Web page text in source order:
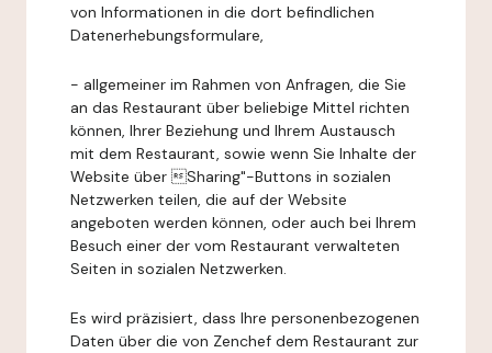
von Informationen in die dort befindlichen
Datenerhebungsformulare,
- allgemeiner im Rahmen von Anfragen, die Sie
an das Restaurant über beliebige Mittel richten
können, Ihrer Beziehung und Ihrem Austausch
mit dem Restaurant, sowie wenn Sie Inhalte der
Website über Sharing"-Buttons in sozialen
Netzwerken teilen, die auf der Website
angeboten werden können, oder auch bei Ihrem
Besuch einer der vom Restaurant verwalteten
Seiten in sozialen Netzwerken.
Es wird präzisiert, dass Ihre personenbezogenen
Daten über die von Zenchef dem Restaurant zur